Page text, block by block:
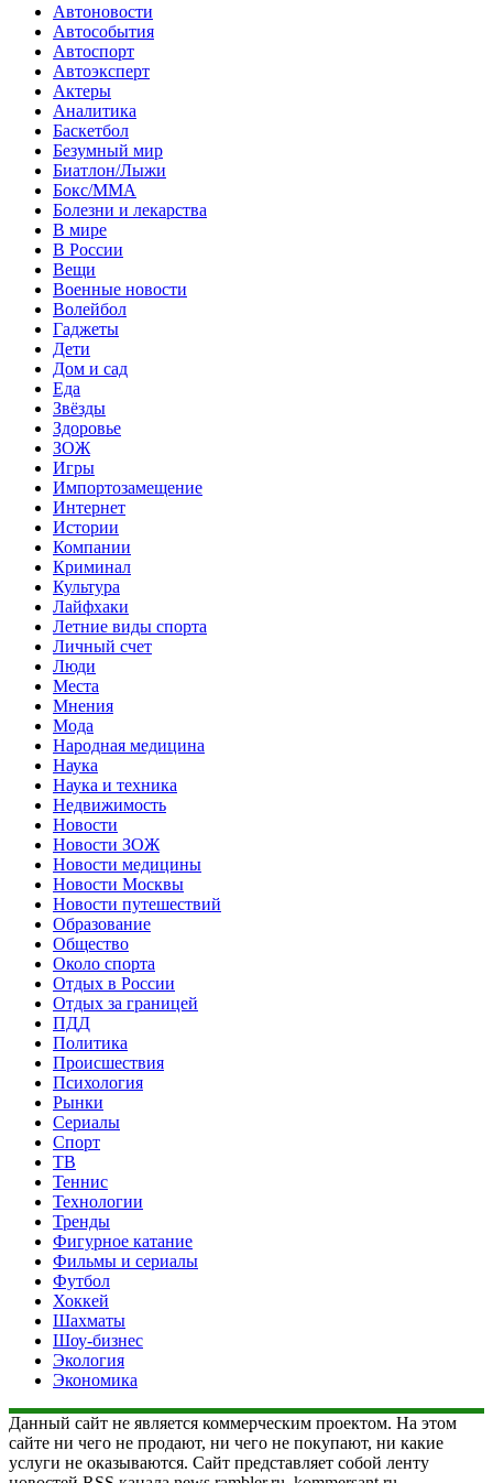
Автоновости
Автособытия
Автоспорт
Автоэксперт
Актеры
Аналитика
Баскетбол
Безумный мир
Биатлон/Лыжи
Бокс/MMA
Болезни и лекарства
В мире
В России
Вещи
Военные новости
Волейбол
Гаджеты
Дети
Дом и сад
Еда
Звёзды
Здоровье
ЗОЖ
Игры
Импортозамещение
Интернет
Истории
Компании
Криминал
Культура
Лайфхаки
Летние виды спорта
Личный счет
Люди
Места
Мнения
Мода
Народная медицина
Наука
Наука и техника
Недвижимость
Новости
Новости ЗОЖ
Новости медицины
Новости Москвы
Новости путешествий
Образование
Общество
Около спорта
Отдых в России
Отдых за границей
ПДД
Политика
Происшествия
Психология
Рынки
Сериалы
Спорт
ТВ
Теннис
Технологии
Тренды
Фигурное катание
Фильмы и сериалы
Футбол
Хоккей
Шахматы
Шоу-бизнес
Экология
Экономика
Данный сайт не является коммерческим проектом. На этом
сайте ни чего не продают, ни чего не покупают, ни какие
услуги не оказываются. Сайт представляет собой ленту